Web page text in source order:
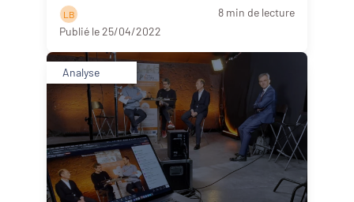
Lire la suite
L B
8 min de lecture
Publié le 25/04/2022
Analyse